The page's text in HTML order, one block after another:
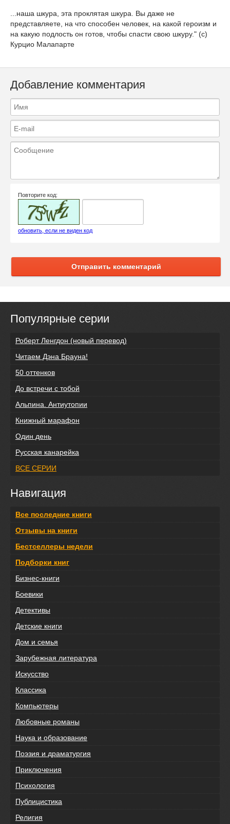
...наша шкура, эта проклятая шкура. Вы даже не
представляете, на что способен человек, на какой героизм и
на какую подлость он готов, чтобы спасти свою шкуру." (с)
Курцио Малапарте
Добавление комментария
Повторите код:
обновить, если не виден код
Отправить комментарий
Популярные серии
Роберт Ленгдон (новый перевод)
Читаем Дэна Брауна!
50 оттенков
До встречи с тобой
Альпина. Антиутопии
Книжный марафон
Один день
Русская канарейка
ВСЕ СЕРИИ
Навигация
Все последние книги
Отзывы на книги
Бестселлеры недели
Подборки книг
Бизнес-книги
Боевики
Детективы
Детские книги
Дом и семья
Зарубежная литература
Искусство
Классика
Компьютеры
Любовные романы
Наука и образование
Поэзия и драматургия
Приключения
Психология
Публицистика
Религия